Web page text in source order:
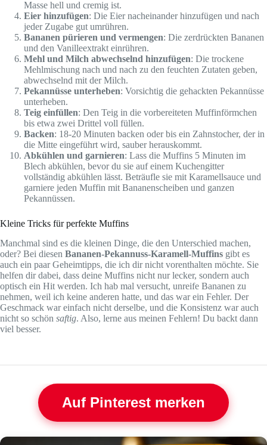
Masse hell und cremig ist.
Eier hinzufügen: Die Eier nacheinander hinzufügen und nach
jeder Zugabe gut umrühren.
Bananen pürieren und vermengen: Die zerdrückten Bananen
und den Vanilleextrakt einrühren.
Mehl und Milch abwechselnd hinzufügen: Die trockene
Mehlmischung nach und nach zu den feuchten Zutaten geben,
abwechselnd mit der Milch.
Pekannüsse unterheben: Vorsichtig die gehackten Pekannüsse
unterheben.
Teig einfüllen: Den Teig in die vorbereiteten Muffinförmchen
bis etwa zwei Drittel voll füllen.
Backen: 18-20 Minuten backen oder bis ein Zahnstocher, der in
die Mitte eingeführt wird, sauber herauskommt.
Abkühlen und garnieren: Lass die Muffins 5 Minuten im
Blech abkühlen, bevor du sie auf einem Kuchengitter
vollständig abkühlen lässt. Beträufle sie mit Karamellsauce und
garniere jeden Muffin mit Bananenscheiben und ganzen
Pekannüssen.
Kleine Tricks für perfekte Muffins
Manchmal sind es die kleinen Dinge, die den Unterschied machen,
oder? Bei diesen Bananen-Pekannuss-Karamell-Muffins gibt es
auch ein paar Geheimtipps, die ich dir nicht vorenthalten möchte. Sie
helfen dir dabei, dass deine Muffins nicht nur lecker, sondern auch
optisch ein Hit werden. Ich hab mal versucht, unreife Bananen zu
nehmen, weil ich keine anderen hatte, und das war ein Fehler. Der
Geschmack war einfach nicht derselbe, und die Konsistenz war auch
nicht so schön saftig. Also, lerne aus meinen Fehlern! Du backt dann
viel besser.
Auf Pinterest merken